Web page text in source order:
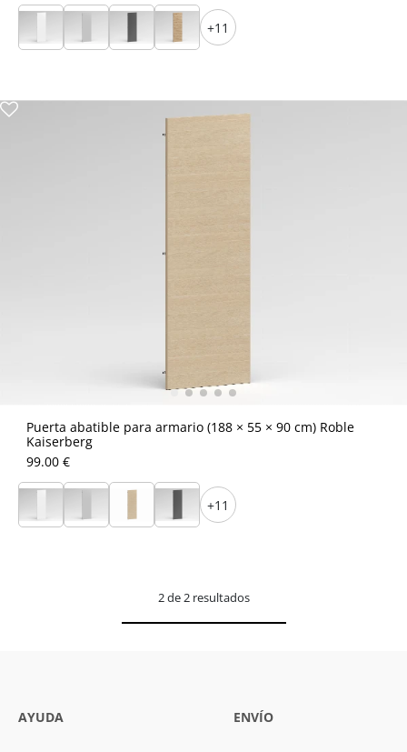
+11
Puerta abatible para armario (188 × 55 × 90 cm) Roble
Kaiserberg
99.00 €
+11
2 de 2 resultados
AYUDA ENVÍO